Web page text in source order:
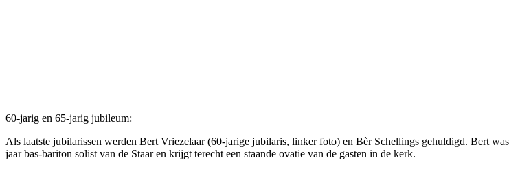
60-jarig en 65-jarig jubileum:
Als laatste jubilarissen werden Bert Vriezelaar (60-jarige jubilaris, linker foto) en Bèr Schellings gehuldigd. Bert
jaar bas-bariton solist van de Staar en krijgt terecht een staande ovatie van de gasten in de kerk.